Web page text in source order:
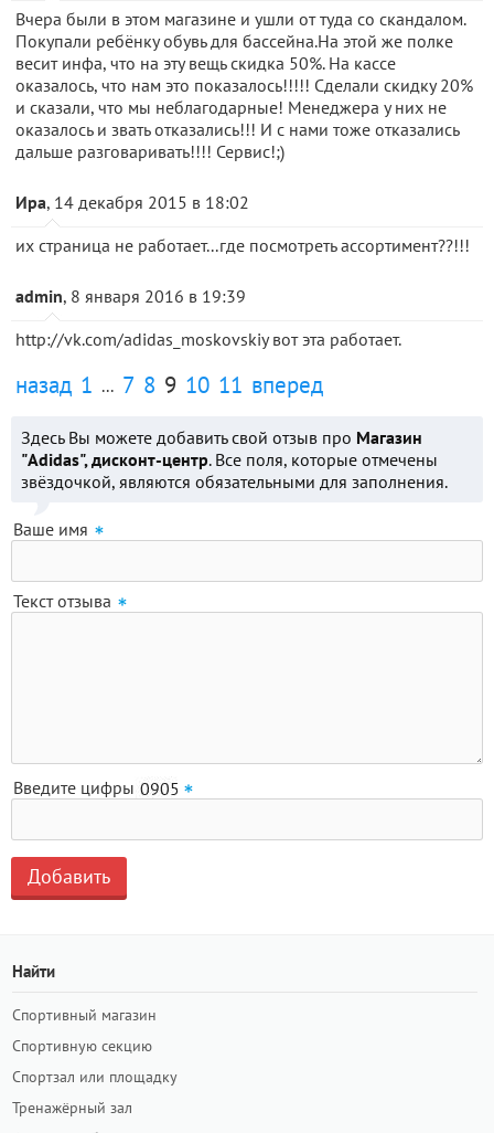
Вчера были в этом магазине и ушли от туда со скандалом.
Покупали ребёнку обувь для бассейна.На этой же полке
весит инфа, что на эту вещь скидка 50%. На кассе
оказалось, что нам это показалось!!!!! Сделали скидку 20%
и сказали, что мы неблагодарные! Менеджера у них не
оказалось и звать отказались!!! И с нами тоже отказались
дальше разговаривать!!!! Сервис!;)
Ира, 14 декабря 2015 в 18:02
их страница не работает...где посмотреть ассортимент??!!!
admin, 8 января 2016 в 19:39
http://vk.com/adidas_moskovskiy вот эта работает.
назад 1 ... 7 8 9 10 11 вперед
Здесь Вы можете добавить свой отзыв про Магазин
"Adidas", дисконт-центр. Все поля, которые отмечены
звёздочкой, являются обязательными для заполнения.
Ваше имя
Текст отзыва
Введите цифры
Найти
Спортивный магазин
Спортивную секцию
Спортзал или площадку
Тренажёрный зал